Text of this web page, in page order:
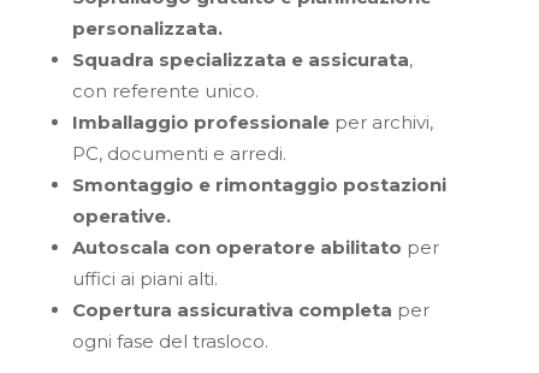
personalizzata.
Squadra specializzata e assicurata,
con referente unico.
Imballaggio professionaleper archivi,
PC, documenti e arredi.
Smontaggio e rimontaggio postazioni
operative.
Autoscala con operatore abilitato per
uffici ai piani alti.
Copertura assicurativa completa per
ogni fase del trasloco.